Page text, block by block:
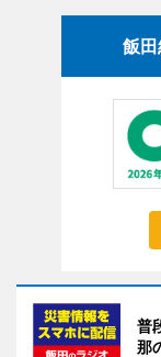
飯
普
那